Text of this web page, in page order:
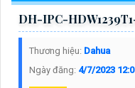
DH-IPC-
Thương hiệu: Dahua
Ngày đăng: 4/7/2023